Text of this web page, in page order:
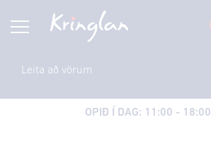
OPIÐ Í DAG: 11:00 - 18:00